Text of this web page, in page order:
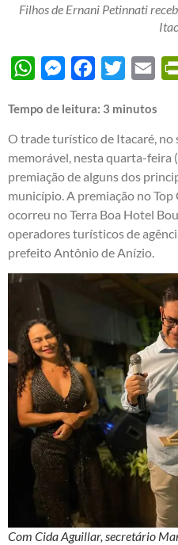
Filhos de Ernani Petinnati
WhatsAppMessengerFacebook
Twitter
Tempo de leitura: 3 minutos
O trade turístico de Itacaré, no
memorável, nesta quarta-feira
premiação de alguns dos
município. A premiação no
ocorreu no Terra Boa Hotel
operadores turísticos de
prefeito Antônio de Anízio.
Com Cida Aguillar, secretário